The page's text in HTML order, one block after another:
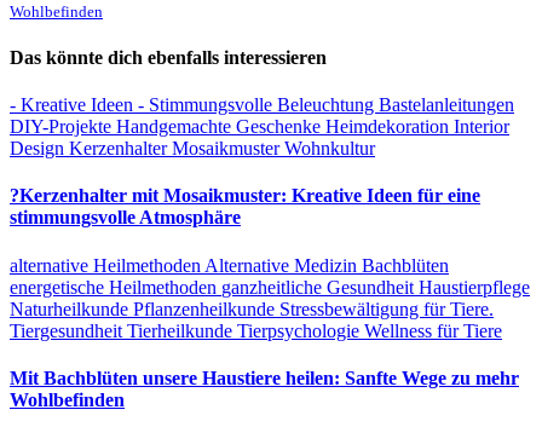
Wohlbefinden
Das könnte dich ebenfalls interessieren
- Kreative Ideen - Stimmungsvolle Beleuchtung Bastelanleitungen
DIY-Projekte Handgemachte Geschenke Heimdekoration Interior
Design KerzenhalterMosaikmusterWohnkultur
?Kerzenhalter mit Mosaikmuster: Kreative Ideen für eine
stimmungsvolle Atmosphäre
alternative Heilmethoden Alternative Medizin Bachblüten
energetische Heilmethoden ganzheitliche Gesundheit Haustierpflege
Naturheilkunde Pflanzenheilkunde Stressbewältigung für Tiere.
Tiergesundheit Tierheilkunde Tierpsychologie Wellness für Tiere
Mit Bachblüten unsere Haustiere heilen: Sanfte Wege zu mehr
Wohlbefinden